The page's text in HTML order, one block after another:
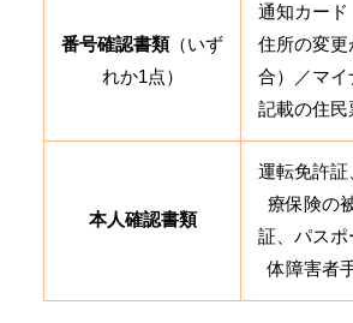
番号確認書類 （いず
れか1点）
通知カード
住所の変更
合）／マイ
記載の住民
本人確認書類
運転免許証
療保険の
証、パスポ
体障害者